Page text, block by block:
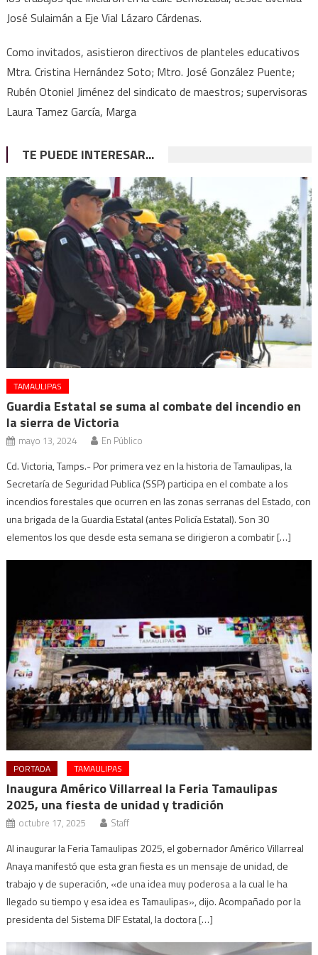
José Sulaimán a Eje Vial Lázaro Cárdenas.
Como invitados, asistieron directivos de planteles educativos
Mtra. Cristina Hernández Soto; Mtro. José González Puente;
Rubén Otoniel Jiménez del sindicato de maestros; supervisoras
Laura Tamez García, Marga
TE PUEDE INTERESAR...
TAMAULIPAS
Guardia Estatal se suma al combate del incendio en
la sierra de Victoria
mayo 13, 2024 En Público
Cd. Victoria, Tamps.- Por primera vez en la historia de Tamaulipas, la
Secretaría de Seguridad Publica (SSP) participa en el combate a los
incendios forestales que ocurren en las zonas serranas del Estado, con
una brigada de la Guardia Estatal (antes Policía Estatal). Son 30
elementos los que desde esta semana se dirigieron a combatir […]
PORTADA TAMAULIPAS
Inaugura Américo Villarreal la Feria Tamaulipas
2025, una fiesta de unidad y tradición
octubre 17, 2025 Staff
Al inaugurar la Feria Tamaulipas 2025, el gobernador Américo Villarreal
Anaya manifestó que esta gran fiesta es un mensaje de unidad, de
trabajo y de superación, «de una idea muy poderosa a la cual le ha
llegado su tiempo y esa idea es Tamaulipas», dijo. Acompañado por la
presidenta del Sistema DIF Estatal, la doctora […]